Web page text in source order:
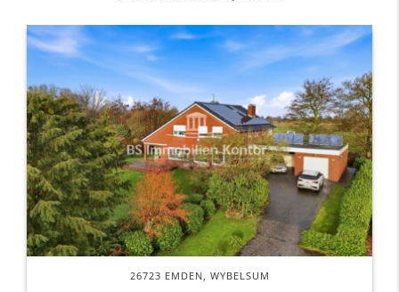
26723 EMDEN, WYBELSUM